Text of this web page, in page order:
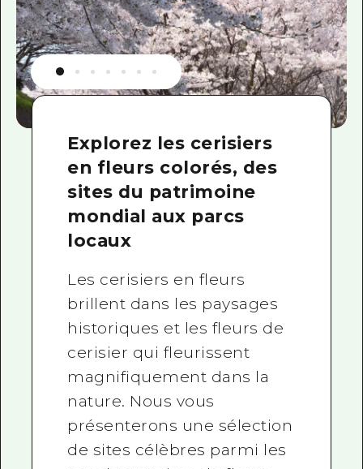
Explorez les cerisiers
en fleurs colorés, des
sites du patrimoine
mondial aux parcs
locaux
Les cerisiers en fleurs
brillent dans les paysages
historiques et les fleurs de
cerisier qui fleurissent
magnifiquement dans la
nature. Nous vous
présenterons une sélection
de sites célèbres parmi les